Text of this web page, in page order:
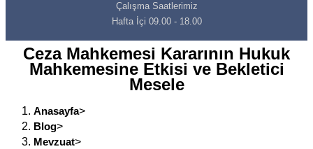
Çalışma Saatlerimiz
Hafta İçi 09.00 - 18.00
Ceza Mahkemesi Kararının Hukuk
Mahkemesine Etkisi ve Bekletici
Mesele
Anasayfa>
Blog>
Mevzuat>